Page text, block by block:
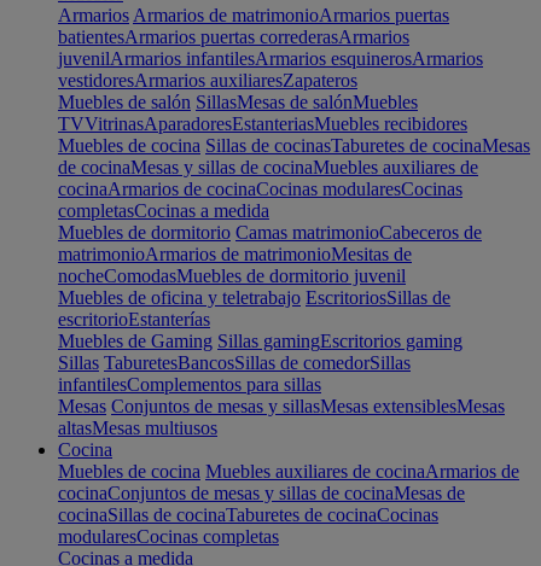
Armarios Armarios de matrimonioArmarios puertas
batientesArmarios puertas correderasArmarios
juvenilArmarios infantilesArmarios esquinerosArmarios
vestidoresArmarios auxiliaresZapateros
Muebles de salón SillasMesas de salónMuebles
TVVitrinasAparadoresEstanteriasMuebles recibidores
Muebles de cocina Sillas de cocinasTaburetes de cocinaMesas
de cocinaMesas y sillas de cocinaMuebles auxiliares de
cocinaArmarios de cocinaCocinas modularesCocinas
completasCocinas a medida
Muebles de dormitorio Camas matrimonioCabeceros de
matrimonioArmarios de matrimonioMesitas de
nocheComodasMuebles de dormitorio juvenil
Muebles de oficina y teletrabajo EscritoriosSillas de
escritorioEstanterías
Muebles de Gaming Sillas gamingEscritorios gaming
Sillas TaburetesBancosSillas de comedorSillas
infantilesComplementos para sillas
Mesas Conjuntos de mesas y sillasMesas extensiblesMesas
altasMesas multiusos
Cocina
Muebles de cocina Muebles auxiliares de cocinaArmarios de
cocinaConjuntos de mesas y sillas de cocinaMesas de
cocinaSillas de cocinaTaburetes de cocinaCocinas
modularesCocinas completas
Cocinas a medida